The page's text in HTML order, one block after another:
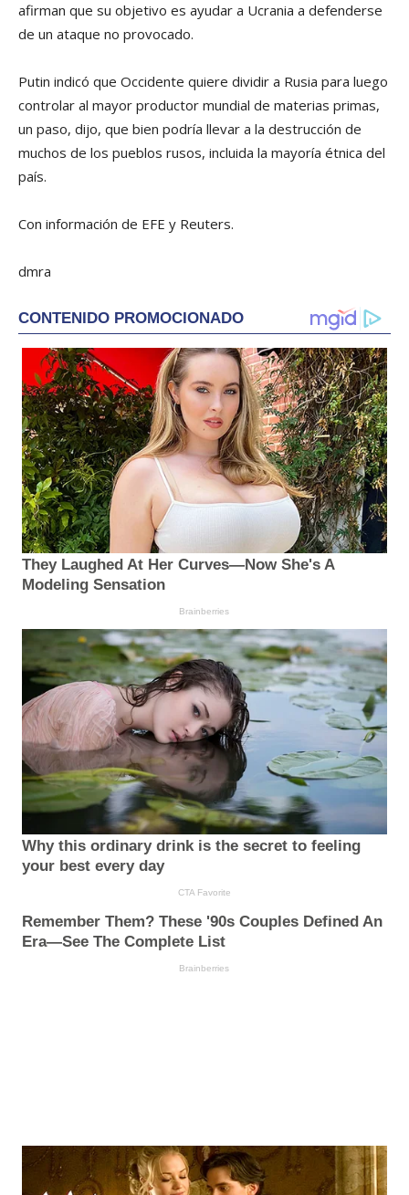
afirman que su objetivo es ayudar a Ucrania a defenderse
de un ataque no provocado.
Putin indicó que Occidente quiere dividir a Rusia para luego
controlar al mayor productor mundial de materias primas,
un paso, dijo, que bien podría llevar a la destrucción de
muchos de los pueblos rusos, incluida la mayoría étnica del
país.
Con información de EFE y Reuters.
dmra